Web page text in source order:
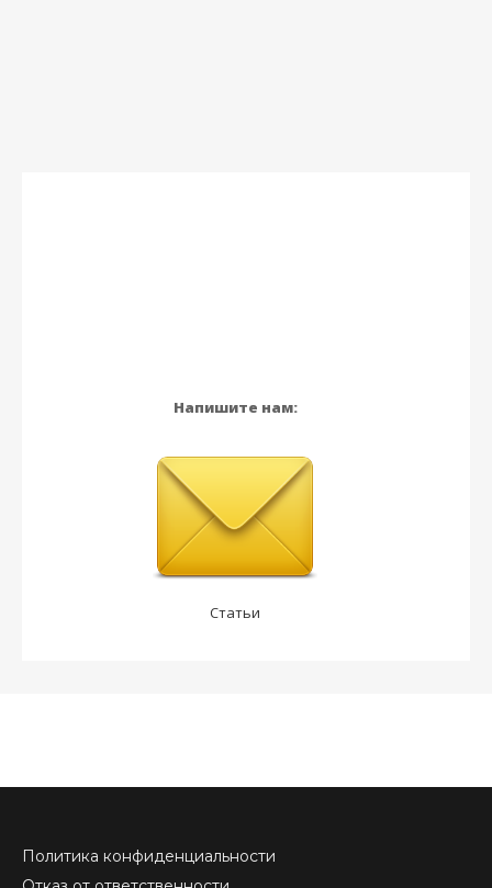
Напишите нам:
Статьи
Политика конфиденциальности